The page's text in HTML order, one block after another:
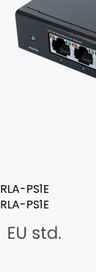
RLA-PS1E
RLA-PS1E